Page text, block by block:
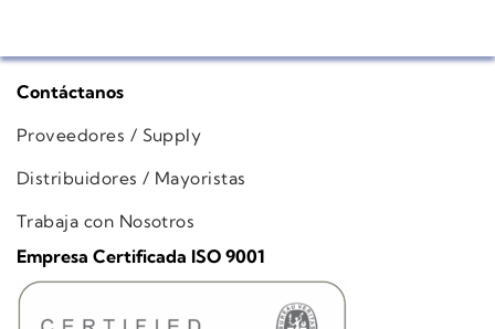
Contáctanos
Proveedores / Supply
Distribuidores / Mayoristas
Trabaja con Nosotros
Empresa Certificada ISO 9001